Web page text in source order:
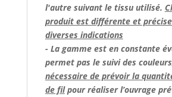
l'autre suivant le tissu utilisé.
produit est différente et
diverses indications
- La gamme est en constante
permet pas le suivi des
nécessaire de prévoir la
de filpour réaliser l’ouvrage